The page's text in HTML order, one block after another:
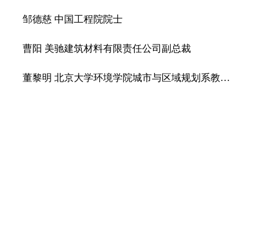
邹德慈 中国工程院院士
曹阳 美驰建筑材料有限责任公司副总裁
董黎明 北京大学环境学院城市与区域规划系教授、博士生导师